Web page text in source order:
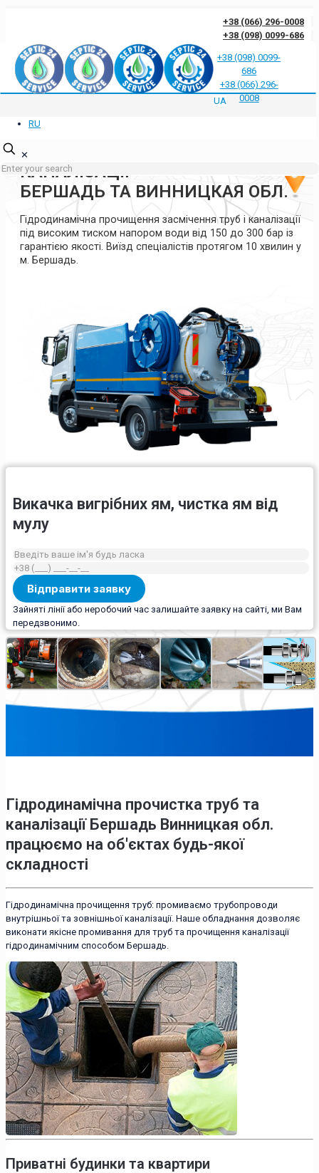
+38 (066) 296-0008
+38 (098) 0099-686
Відгуки клієнтів про нас Відповіді на часті запитання Блог
Контакти
Політика конфіденційності
+38 (098) 0099-
686
+38 (066) 296-
0008
UA
RU
✕
ГІДРОДИНАМІЧНА
ПРОЧИСТКА ТРУБ ТА
КАНАЛІЗАЦІЇ
БЕРШАДЬ ТА ВИННИЦКАЯ ОБЛ.
Гідродинамічна прочищення засмічення труб і каналізації
під високим тиском напором води від 150 до 300 бар із
гарантією якості. Виїзд спеціалістів протягом 10 хвилин у
м. Бершадь.
Викачка вигрібних ям, чистка ям від
мулу
Зайняті лінії або неробочий час залишайте заявку на сайті, ми Вам
передзвонимо.
Гідродинамічна прочистка труб та
каналізації Бершадь Винницкая обл.
працюємо на об'єктах будь-якої
складності
Гідродинамічна прочищення труб: промиваємо трубопроводи
внутрішньої та зовнішньої каналізації. Наше обладнання дозволяє
виконати якісне промивання для труб та прочищення каналізації
гідродинамічним способом Бершадь.
Приватні будинки та квартири